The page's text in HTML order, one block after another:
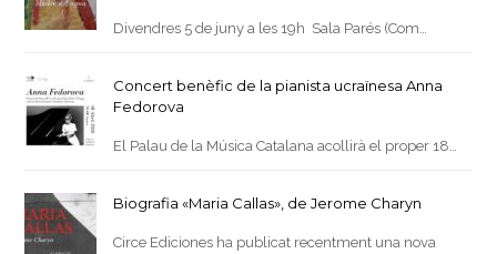
Divendres 5 de juny a les 19h Sala Parés (Com…
Concert benèfic de la pianista ucraïnesa Anna
Fedorova
El Palau de la Música Catalana acollirà el proper 18…
Biografia «Maria Callas», de Jerome Charyn
Circe Ediciones ha publicat recentment una nova